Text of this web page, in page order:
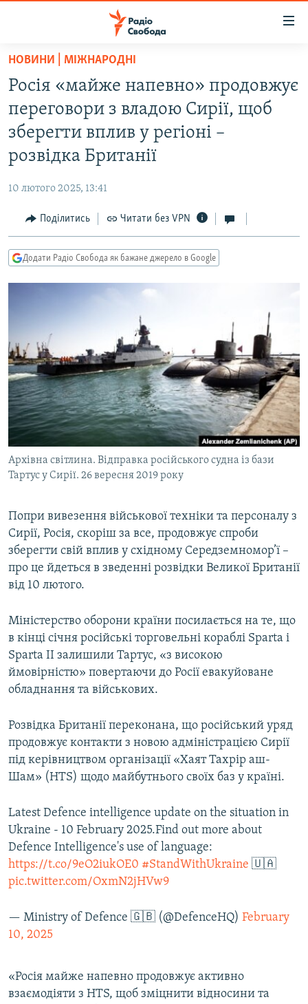
Перейти
основного
матеріалу
Перейти
до
основної
Перейти
пошуку
СТАТТІ
ПОЛІТИКА
КУЛЬТУРА
СПОРТ
ДОНБАС.РЕАЛІЇ
КРИМ.РЕАЛІЇ
ТИ ЯК?
КИТАЙ.ВИКЛИКИ
ФОТО
СПЕЦПРОЄКТИ
ПОДКАСТИ
КРИМ РЕАЛІЇ
РУС
УКР
ДОЛУЧАЙСЯ!
Усі сайти RFE/RL
НОВИНИ | МІЖНАРОДНІ
Росія «майже напевно» продовжує
переговори з владою Сирії, щоб
зберегти вплив у регіоні –
розвідка Британії
10 лютого 2025, 13:41
Поділитись Читати без VPN
Додати Радіо Свобода як бажане джерело в Google
Архівна світлина. Відправка російського судна із бази
Тартус у Сирії. 26 вересня 2019 року
Попри вивезення військової техніки та персоналу з
Сирії, Росія, скоріш за все, продовжує спроби
зберегти свій вплив у східному Середземномор’ї –
про це йдеться в зведенні розвідки Великої Британії
від 10 лютого.
Міністерство оборони країни посилається на те, що
в кінці січня російські торговельні кораблі Sparta і
Sparta II залишили Тартус, «з високою
ймовірністю» повертаючи до Росії евакуйоване
обладнання та військових.
Розвідка Британії переконана, що російський уряд
продовжує контакти з новою адміністрацією Сирії
під керівництвом організації «Хаят Тахрір аш-
Шам» (HTS) щодо майбутнього своїх баз у країні.
Latest Defence intelligence update on the situation in
Ukraine - 10 February 2025.Find out more about
Defence Intelligence's use of language:
https://t.co/9eO2iukOE0 #StandWithUkraine 🇺🇦
pic.twitter.com/OxmN2jHVw9
— Ministry of Defence 🇬🇧 (@DefenceHQ) February
10, 2025
«Росія майже напевно продовжує активно
взаємодіяти з HTS, щоб зміцнити відносини та